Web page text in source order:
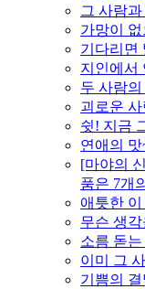
그 사람
가망이
기다리면
지인에서
두 사람
괴로운
쉿! 지금
연애의
[마야의
품은 7개
애틋한
무슨 생
소름 돋
이미 그
기쁨의